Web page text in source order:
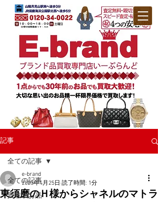
記事
全ての記事
買取のお品
全ての記事
東須磨のＨ様からシャネルのマトラ
e-brand
2023年4月25日 読了時間: 1分